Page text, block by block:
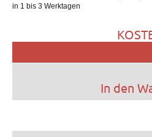
in 1 bis 3 Werktagen